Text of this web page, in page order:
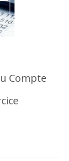
Compte